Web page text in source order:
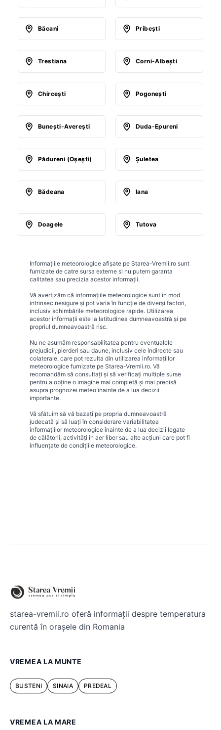
Băcani Pribeşti
Trestiana Corni-Albeşti
Chirceşti Pogoneşti
Buneşti-Avereşti Duda-Epureni
Pădureni (Oşeşti) Şuletea
Bădeana Iana
Doagele Tutova
Informațiile meteorologice afișate pe Starea-Vremii.ro sunt
furnizate de catre sursa externe si nu putem garanta
calitatea sau precizia acestor informații.
Vă avertizăm că informațiile meteorologice sunt în mod
intrinsec nesigure și pot varia în funcție de diverși factori,
inclusiv schimbările meteorologice rapide. Utilizarea
acestor informații este la latitudinea dumneavoastră și pe
propriul dumneavoastră risc.
Nu ne asumăm responsabilitatea pentru eventualele
prejudicii, pierderi sau daune, inclusiv cele indirecte sau
colaterale, care pot rezulta din utilizarea informațiilor
meteorologice furnizate pe Starea-Vremii.ro. Vă
recomandăm să consultați și să verificați multiple surse
pentru a obține o imagine mai completă și mai precisă
asupra prognozei meteo înainte de a lua decizii
importante.
Vă sfătuim să vă bazați pe propria dumneavoastră
judecată și să luați în considerare variabilitatea
informațiilor meteorologice înainte de a lua decizii legate
de călătorii, activități în aer liber sau alte acțiuni care pot fi
influențate de condițiile meteorologice.
starea-vremii.ro oferă informații despre temperatura
curentă în orașele din Romania
VREMEA LA MUNTE
BUSTENI SINAIA PREDEAL
VREMEA LA MARE